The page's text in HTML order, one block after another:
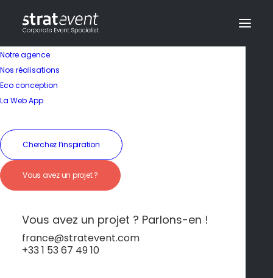
Notre agence
Nos réalisations
Eco conception
La Web App
Cherchez l’inspiration
Vous avez un projet ?
Vous avez un projet ? Parlons-en !
france@stratevent.com
+33 1 53 67 49 10
Modernité et nature
au cœur du Touquet